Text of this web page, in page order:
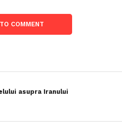
COMMENT
asupra Iranului